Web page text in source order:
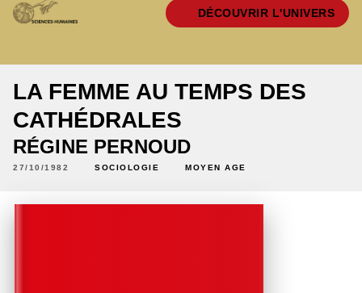
DÉCOUVRIR L'UNIVERS
LA FEMME AU TEMPS DES
CATHÉDRALES
RÉGINE PERNOUD
27/10/1982 SOCIOLOGIE MOYEN AGE